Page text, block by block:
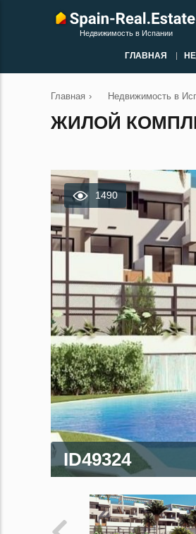
Недвижимость в Испании
ГЛАВНАЯ
Главная › Недвижимость в
ЖИЛОЙ
1490
ID49324